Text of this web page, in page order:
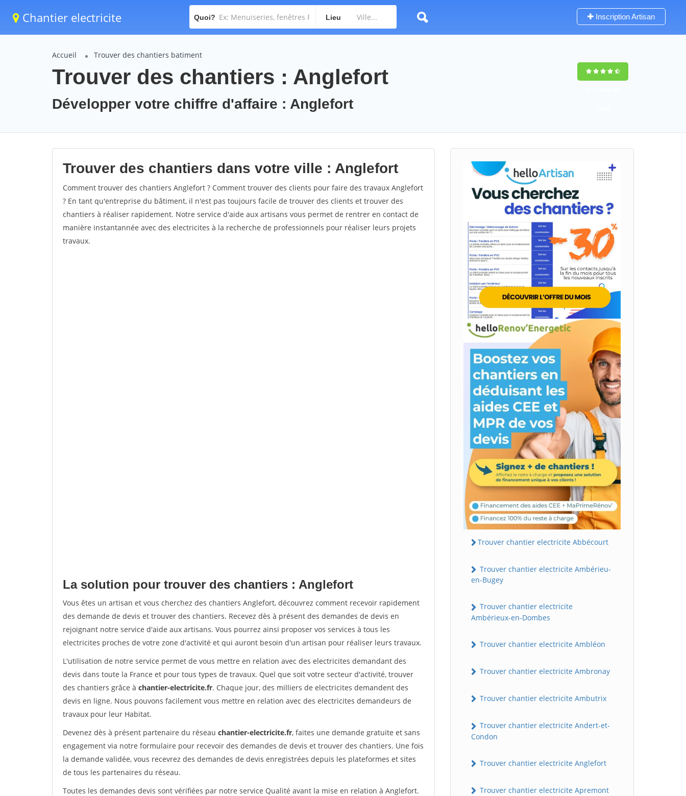
Chantier electricite Quoi? Lieu Inscription Artisan
Accueil Trouver des chantiers batiment
Trouver des chantiers : Anglefort
Développer votre chiffre d'affaire : Anglefort
Trouver des chantiers dans votre ville : Anglefort
Comment trouver des chantiers Anglefort ? Comment trouver des clients pour faire des travaux Anglefort
? En tant qu'entreprise du bâtiment, il n'est pas toujours facile de trouver des clients et trouver des
chantiers à réaliser rapidement. Notre service d'aide aux artisans vous permet de rentrer en contact de
manière instantannée avec des electricites à la recherche de professionnels pour réaliser leurs projets
travaux.
La solution pour trouver des chantiers : Anglefort
Vous êtes un artisan et vous cherchez des chantiers Anglefort, découvrez comment recevoir rapidement
des demande de devis et trouver des chantiers. Recevez dès à présent des demandes de devis en
rejoignant notre service d'aide aux artisans. Vous pourrez ainsi proposer vos services à tous les
electricites proches de votre zone d'activité et qui auront besoin d'un artisan pour réaliser leurs travaux.
L'utilisation de notre service permet de vous mettre en relation avec des electricites demandant des
devis dans toute la France et pour tous types de travaux. Quel que soit votre secteur d'activité, trouver
des chantiers grâce à chantier-electricite.fr. Chaque jour, des milliers de electricites demandent des
devis en ligne. Nous pouvons facilement vous mettre en relation avec des electricites demandeurs de
travaux pour leur Habitat.
Devenez dès à présent partenaire du réseau chantier-electricite.fr, faites une demande gratuite et sans
engagement via notre formulaire pour recevoir des demandes de devis et trouver des chantiers. Une fois
la demande validée, vous recevrez des demandes de devis enregistrées depuis les plateformes et sites
de tous les partenaires du réseau.
Toutes les demandes devis sont vérifiées par notre service Qualité avant la mise en relation à Anglefort.
Trouver chantier electricite Abbécourt
Trouver chantier electricite Ambérieu-
en-Bugey
Trouver chantier electricite
Ambérieux-en-Dombes
Trouver chantier electricite Ambléon
Trouver chantier electricite Ambronay
Trouver chantier electricite Ambutrix
Trouver chantier electricite Andert-et-
Condon
Trouver chantier electricite Anglefort
Trouver chantier electricite Apremont